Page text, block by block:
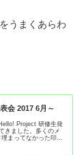
うまくあらわ
会 2017 6月～
Project 研修生発
きました。多くのメ
まってなかった印象